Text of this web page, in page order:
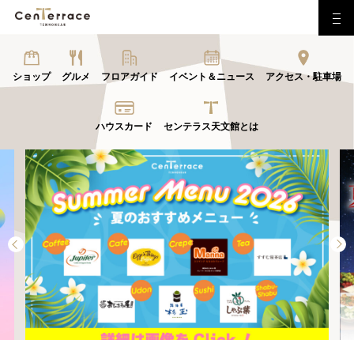
ショップ グルメ フロアガイド イベント＆ニュース アクセス・駐車場
ハウスカード センテラス天文館とは
Previous Next